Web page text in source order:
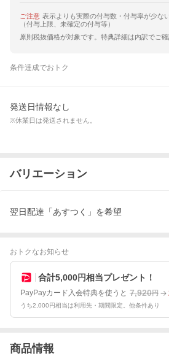
ご注意 表示よりも実際の付与数・付与率が少な
（付与上限、未確定の付与等）
原則税抜価格が対象です。特典詳細は内訳でご確
条件達成でおトク
発送日情報なし
※休業日は発送されません。
バリエーション
翌日配達「あすつく」を希望
おトクなお知らせ
合計5,000円相当プレゼント！
PayPayカード入会特典を使うと 7,920円
うち2,000円相当は利用先・期間限定。他条件あり
商品情報